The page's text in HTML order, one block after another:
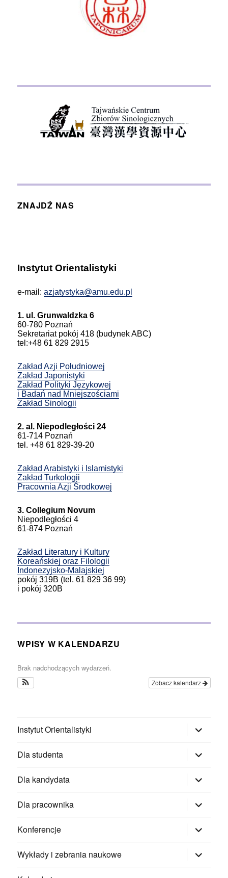
ZNAJDŹ NAS
Instytut Orientalistyki
e-mail:azjatystyka@amu.edu.pl
1. ul. Grunwaldzka 6
60-780 Poznań
Sekretariat pokój 418 (budynek ABC)
tel:+48 61 829 2915
Zakład Azji Południowej
Zakład Japonistyki
Zakład Polityki Językowej
i Badań nad Mniejszościami
Zakład Sinologii
2. al. Niepodległości 24
61-714 Poznań
tel. +48 61 829-39-20
Zakład Arabistyki i Islamistyki
Zakład Turkologii
Pracownia Azji Środkowej
3. Collegium Novum
Niepodległości 4
61-874 Poznań
Zakład Literatury i Kultury
Koreańskiej oraz Filologii
Indonezyjsko-Malajskiej
pokój 319B (tel. 61 829 36 99)
i pokój 320B
WPISY W KALENDARZU
Brak nadchodzących wydarzeń.
Zobacz kalendarz
Instytut Orientalistyki rozwiń
menu
potomne
Dla studenta
rozwiń
menu
potomne
Dla kandydata
rozwiń
menu
potomne
Dla pracownika
rozwiń
menu
potomne
Konferencje
rozwiń
menu
potomne
Wykłady i zebrania naukowe
rozwiń
menu
potomne